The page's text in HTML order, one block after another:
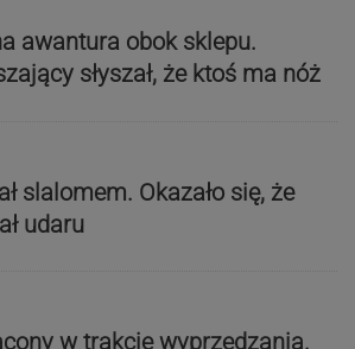
awantura obok sklepu.
słyszał, że ktoś ma nóż
slalomem. Okazało się, że
udaru
w trakcie wyprzedzania.